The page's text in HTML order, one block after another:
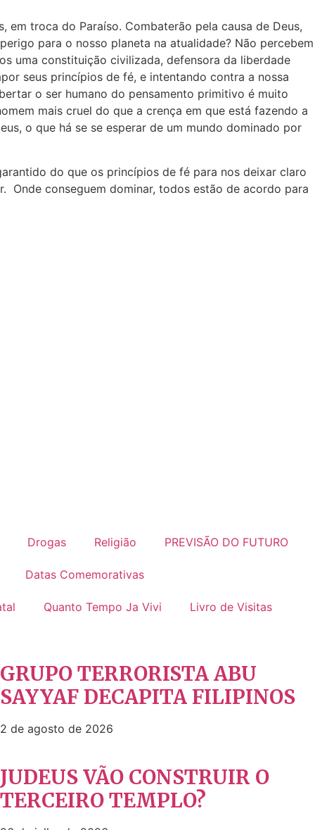
troca do Paraíso. Combaterão pela causa de Deus,
para o nosso planeta na atualidade? Não percebem
uma constituição civilizada, defensora da liberdade
seus princípios de fé, e intentando contra a nossa
o ser humano do pensamento primitivo é muito
mais cruel do que a crença em que está fazendo a
o que há se se esperar de um mundo dominado por
do que os princípios de fé para nos deixar claro
Onde conseguem dominar, todos estão de acordo para
Drogas Religião PREVISÃO DO FUTURO
Datas Comemorativas
Quanto Tempo Ja Vivi Livro de Visitas
GRUPO TERRORISTA ABU
SAYYAF DECAPITA FILIPINOS
2 de agosto de 2026
JUDEUS VÃO CONSTRUIR O
TERCEIRO TEMPLO?